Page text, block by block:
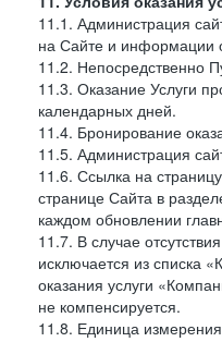
11.1. Администрация
на Сайте и информации
11.2. Непосредственно
11.3. Оказание Услуги
календарных дней.
11.4. Бронирование
11.5. Администрация
11.6. Ссылка на
странице Сайта в
каждом обновлении
11.7. В случае
исключается из списка
оказания услуги
не компенсируется.
11.8. Единица